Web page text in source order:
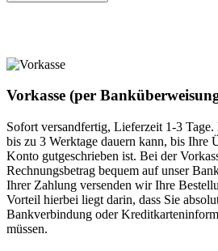
Vorkasse (per
Sofort versandfertig, Lieferzeit 1-3 Tage.
bis zu 3 Werktage dauern kann, bis Ihre
Konto gutgeschrieben ist. Bei der
Rechnungsbetrag bequem auf unser
Ihrer Zahlung versenden wir Ihre
Vorteil hierbei liegt darin, dass Sie
Bankverbindung oder
müssen.